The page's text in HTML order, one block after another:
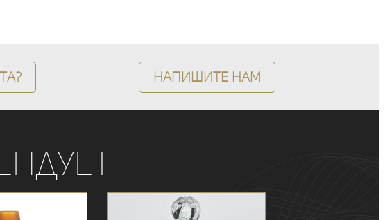
Напишите нам